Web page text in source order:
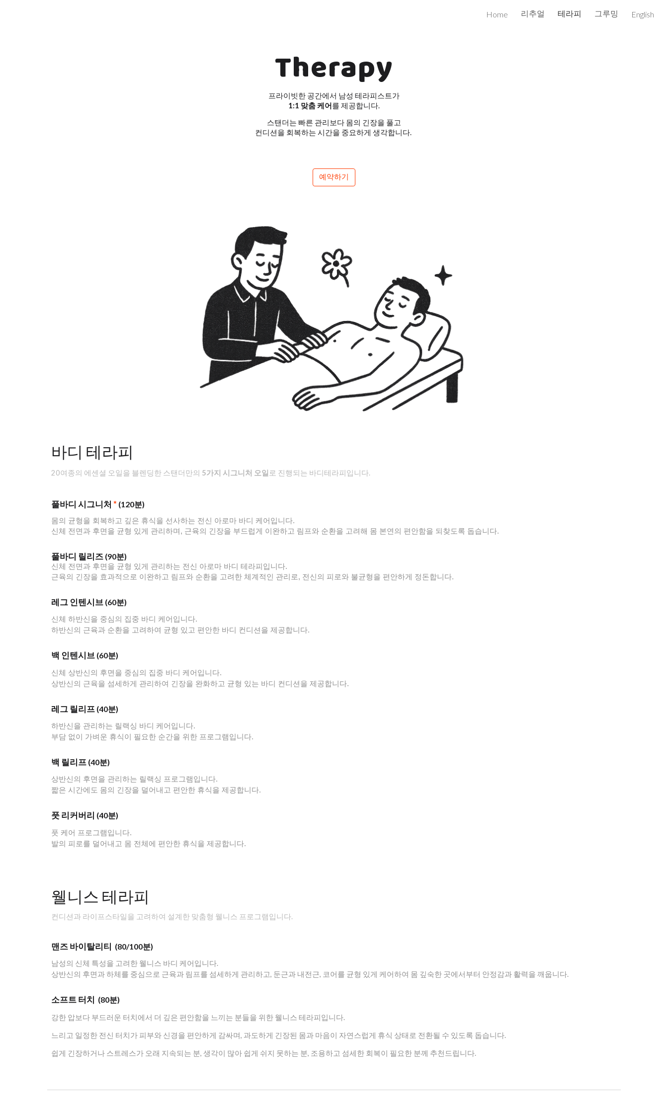
Home 리추얼 테라피 그루밍 English
Therapy
프라이빗한 공간에서 남성 테라피스트가
1:1 맞춤 케어를 제공합니다.
스탠더는 빠른 관리보다 몸의 긴장을 풀고
컨디션을 회복하는 시간을 중요하게 생각합니다.
예약하기
바디 테라피
20여종의 에센셜 오일을 블렌딩한 스탠더만의 5가지 시그니처 오일 로 진행되는 바디테라피입니다.
풀바디 시그니처 * (120분)
몸의 균형을 회복하고 깊은 휴식을 선사하는 전신 아로마 바디 케어입니다.
신체 전면과 후면을 균형 있게 관리하며, 근육의 긴장을 부드럽게 이완하고 림프와 순환을 고려해 몸 본연의 편안함을 되찾도록 돕습니다.
풀바디 릴리즈 (90분)
신체 전면과 후면을 균형 있게 관리하는 전신 아로마 바디 테라피입니다.
근육의 긴장을 효과적으로 이완하고 림프와 순환을 고려한 체계적인 관리로, 전신의 피로와 불균형을 편안하게 정돈합니다.
레그 인텐시브 (60분)
신체 하반신을 중심의 집중 바디 케어입니다.
하반신의 근육과 순환을 고려하여 균형 있고 편안한 바디 컨디션을 제공합니다.
백 인텐시브 (60분)
신체 상반신의 후면을 중심의 집중 바디 케어입니다.
상반신의 근육을 섬세하게 관리하여 긴장을 완화하고 균형 있는 바디 컨디션을 제공합니다.
레그 릴리프 (40분)
하반신을 관리하는 릴랙싱 바디 케어입니다.
부담 없이 가벼운 휴식이 필요한 순간을 위한 프로그램입니다.
백 릴리프 (40분)
상반신의 후면을 관리하는 릴랙싱 프로그램입니다.
짧은 시간에도 몸의 긴장을 덜어내고 편안한 휴식을 제공합니다.
풋 리커버리 (40분)
풋 케어 프로그램입니다.
발의 피로를 덜어내고 몸 전체에 편안한 휴식을 제공합니다.
웰니스 테라피
컨디션과 라이프스타일을 고려하여 설계한 맞춤형 웰니스 프로그램입니다.
맨즈 바이탈리티 (80/100분)
남성의 신체 특성을 고려한 웰니스 바디 케어입니다.
상반신의 후면과 하체를 중심으로 근육과 림프를 섬세하게 관리하고, 둔근과 내전근, 코어를 균형 있게 케어하여 몸 깊숙한 곳에서부터 안정감과 활력을 깨웁니다.
소프트 터치 (80분)
강한 압보다 부드러운 터치에서 더 깊은 편안함을 느끼는 분들을 위한 웰니스 테라피입니다.
느리고 일정한 전신 터치가 피부와 신경을 편안하게 감싸며, 과도하게 긴장된 몸과 마음이 자연스럽게 휴식 상태로 전환될 수 있도록 돕습니다.
쉽게 긴장하거나 스트레스가 오래 지속되는 분, 생각이 많아 쉽게 쉬지 못하는 분, 조용하고 섬세한 회복이 필요한 분께 추천드립니다.